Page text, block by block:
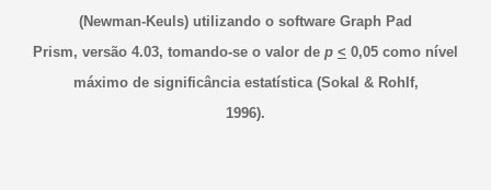
(Newman-Keuls) utilizando o software Graph Pad
Prism, versão 4.03, tomando-se o valor de p < 0,05 como nível
máximo de significância estatística (Sokal & Rohlf,
1996).